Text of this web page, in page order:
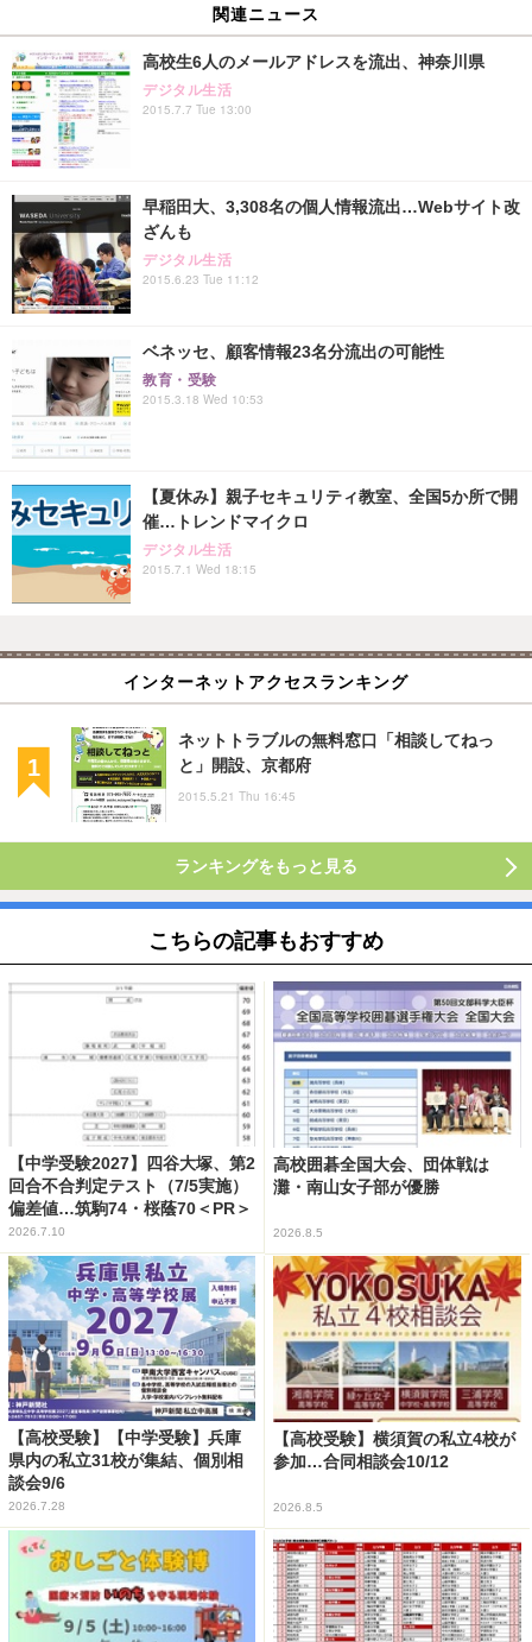
関連ニュース
高校生6人のメールアドレスを流出、神奈川県
デジタル生活
2015.7.7 Tue 13:00
早稲田大、3,308名の個人情報流出…Webサイト改
ざんも
デジタル生活
2015.6.23 Tue 11:12
ベネッセ、顧客情報23名分流出の可能性
教育・受験
2015.3.18 Wed 10:53
【夏休み】親子セキュリティ教室、全国5か所で開
催…トレンドマイクロ
デジタル生活
2015.7.1 Wed 18:15
インターネットアクセスランキング
ネットトラブルの無料窓口「相談してねっ
と」開設、京都府
2015.5.21 Thu 16:45
ランキングをもっと見る
こちらの記事もおすすめ
【中学受験2027】四谷大塚、第2
回合不合判定テスト（7/5実施）
偏差値…筑駒74・桜蔭70＜PR＞
2026.7.10
高校囲碁全国大会、団体戦は
灘・南山女子部が優勝
2026.8.5
【高校受験】【中学受験】兵庫
県内の私立31校が集結、個別相
談会9/6
2026.7.28
【高校受験】横須賀の私立4校が
参加…合同相談会10/12
2026.8.5